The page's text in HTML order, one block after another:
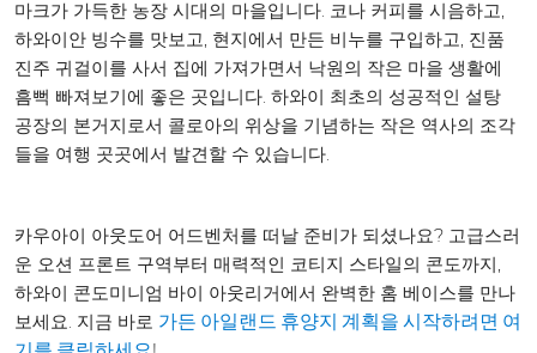
마크가 가득한 농장 시대의 마을입니다. 코나 커피를 시음하고,
하와이안 빙수를 맛보고, 현지에서 만든 비누를 구입하고, 진품
진주 귀걸이를 사서 집에 가져가면서 낙원의 작은 마을 생활에
흠뻑 빠져보기에 좋은 곳입니다. 하와이 최초의 성공적인 설탕
공장의 본거지로서 콜로아의 위상을 기념하는 작은 역사의 조각
들을 여행 곳곳에서 발견할 수 있습니다.
카우아이 아웃도어 어드벤처를 떠날 준비가 되셨나요? 고급스러
운 오션 프론트 구역부터 매력적인 코티지 스타일의 콘도까지,
하와이 콘도미니엄 바이 아웃리거에서 완벽한 홈 베이스를 만나
보세요. 지금 바로 가든 아일랜드 휴양지 계획을 시작하려면 여
기를 클릭하세요